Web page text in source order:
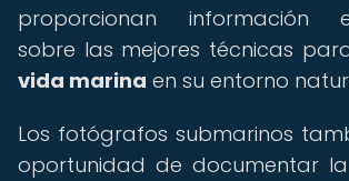
proporcionan información
sobre las mejores técnicas
vida marina en su entorno
Los fotógrafos submarinos
oportunidad de documentar